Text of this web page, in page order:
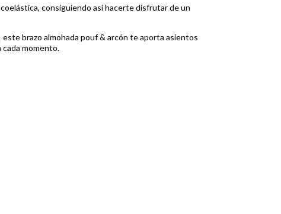
consiguiendo así hacerte disfrutar de un
brazo almohada pouf & arcón te aporta asientos
cada momento.